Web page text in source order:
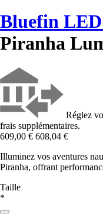
Bluefin LED
Piranha
Réglez
frais supplémentaires.
609,00 € 608,04 €
Illuminez vos aventures
Piranha, offrant
Taille
*